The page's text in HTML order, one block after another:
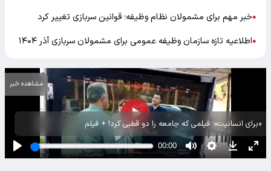
●خبر مهم برای مشمولان نظام وظیفه؛ قوانین سربازی تغییر کرد
●اطلاعیه تازه سازمان وظیفه عمومی برای مشمولان سربازی آذر ۱۴۰۴
«برای انسانیت»؛ فیلمی که جامعه را دو قطبی کرد! + فیلم
مشاهده خبر